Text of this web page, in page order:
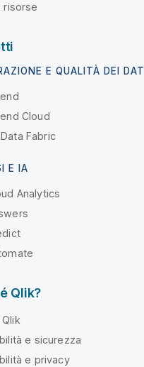
risorse
E QUALITÀ DEI DATI
Cloud
Fabric
E IA
Analytics
Qlik?
e sicurezza
e privacy